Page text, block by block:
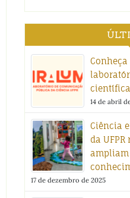
científica
14 de abril
Ciência
da
ampliam
17 de dezembro de 2025